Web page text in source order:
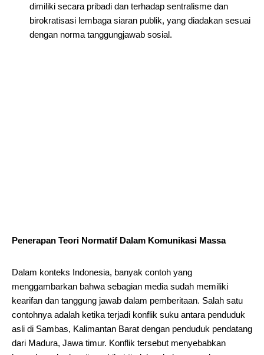
dimiliki secara pribadi dan terhadap sentralisme dan
birokratisasi lembaga siaran publik, yang diadakan sesuai
dengan norma tanggungjawab sosial.
Penerapan Teori Normatif Dalam Komunikasi Massa
Dalam konteks Indonesia, banyak contoh yang
menggambarkan bahwa sebagian media sudah memiliki
kearifan dan tanggung jawab dalam pemberitaan. Salah satu
contohnya adalah ketika terjadi konflik suku antara penduduk
asli di Sambas, Kalimantan Barat dengan penduduk pendatang
dari Madura, Jawa timur. Konflik tersebut menyebabkan